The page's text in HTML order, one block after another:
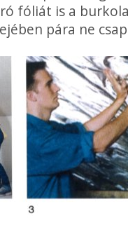
fóliát is a
pára ne